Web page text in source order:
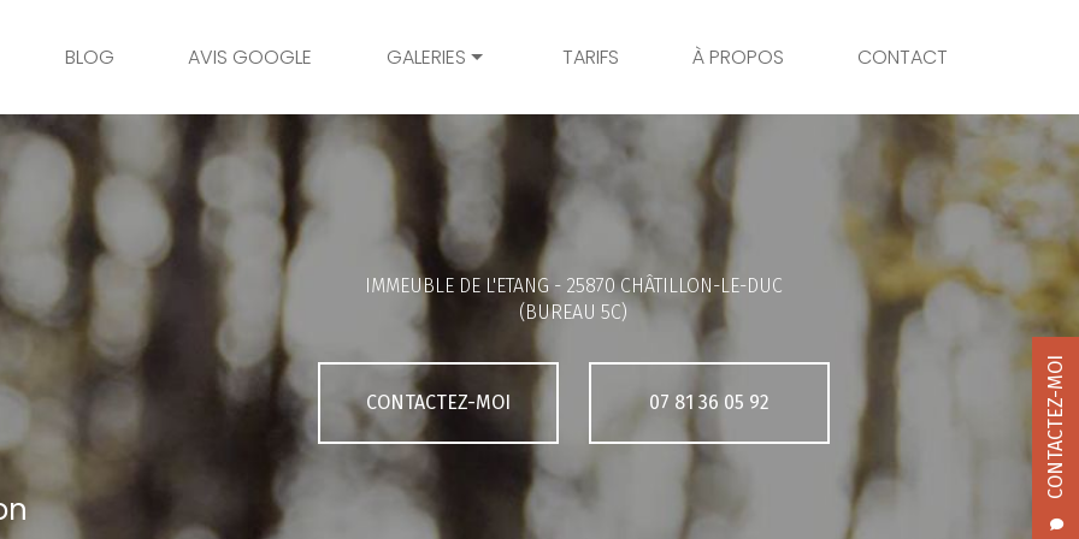
CONTACTEZ-MOI
BLOG AVIS GOOGLE GALERIES
Mariage
Grossesse
Bambins
Portrait
Galerie client
TARIFS À PROPOS CONTACT
IMMEUBLE DE L'ETANG - 25870 CHÂTILLON-LE-DUC
(BUREAU 5C)
CONTACTEZ-MOI 07 81 36 05 92